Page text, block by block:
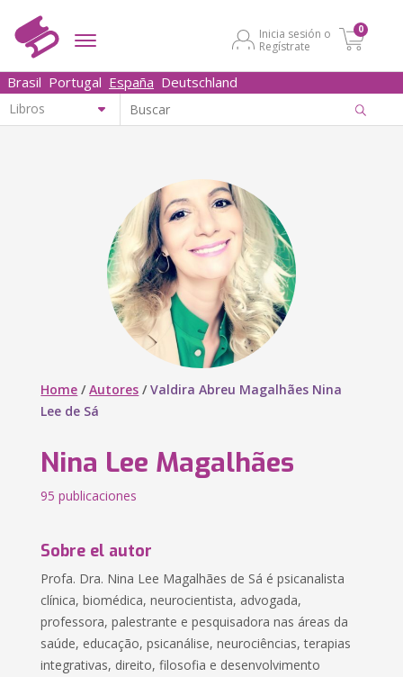
Inicia sesión o
Regístrate
0
Brasil Portugal España Deutschland
Home /Autores /Valdira Abreu Magalhães Nina
Lee de Sá
Nina Lee Magalhães
95 publicaciones
Sobre el autor
Profa. Dra. Nina Lee Magalhães de Sá é psicanalista
clínica, biomédica, neurocientista, advogada,
professora, palestrante e pesquisadora nas áreas da
saúde, educação, psicanálise, neurociências, terapias
integrativas, direito, filosofia e desenvolvimento